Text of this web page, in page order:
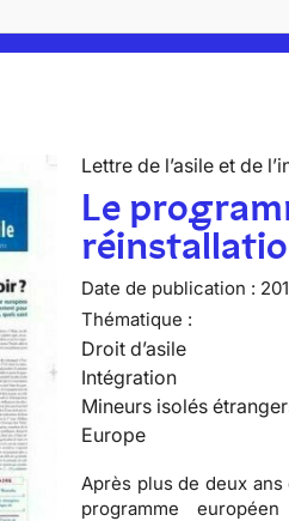
Lettre de l’asile et de
Le
Date de publication :
Thématique :
Droit d’asile
Intégration
Mineurs isolés
Europe
Après plus de deux ans
programme